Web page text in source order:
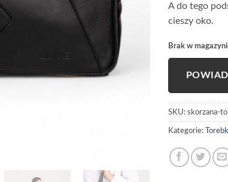
A do tego
cieszy oko.
Brak w
SKU: skorzana-
Kategorie: